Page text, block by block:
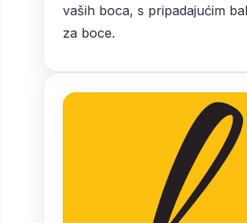
vaših boca, s pripadajućim
za boce.